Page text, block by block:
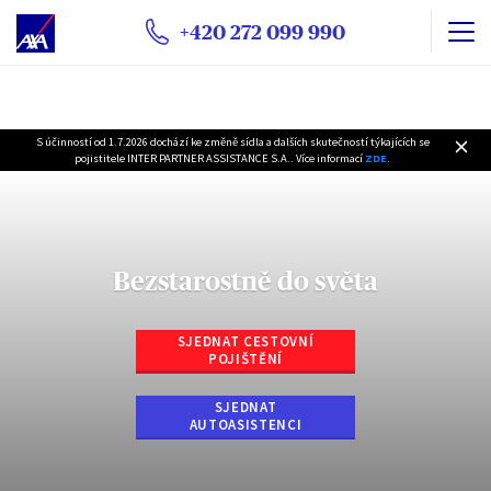
+420 272 099 990
S účinností od 1.7.2026 dochází ke změně sídla a dalších skutečností týkajících se
pojistitele INTER PARTNER ASSISTANCE S.A.. Více informací ZDE.
Bezstarostně do světa
SJEDNAT CESTOVNÍ
POJIŠTĚNÍ
SJEDNAT
AUTOASISTENCI
Tyto webové stránky shromažďují soubory cookie.